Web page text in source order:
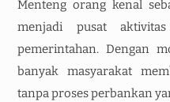
Menteng orang kenal
menjadi pusat
pemerintahan. Dengan
banyak masyarakat
tanpa proses perbankan